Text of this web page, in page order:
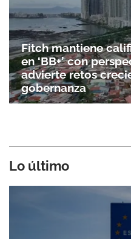
Fitch mantiene
en ‘BB+’ con
advierte retos
gobernanza
Lo último